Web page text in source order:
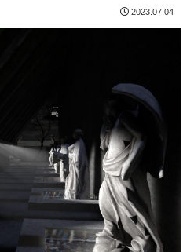
2023.07.04